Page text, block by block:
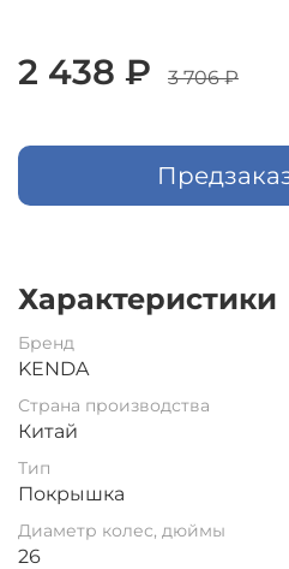
2 438 ₽ 3 706 ₽
Характеристики
Бренд
KENDA
Страна производства
Китай
Тип
Покрышка
Диаметр колес, дюймы
26